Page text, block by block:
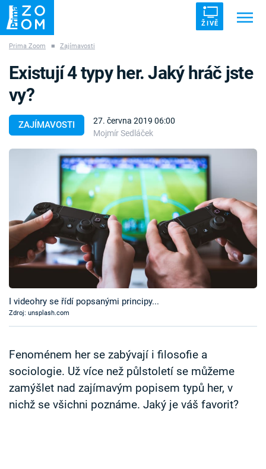
ŽIVĚ
ZÁHADY VETŘELCI DÁVNOVĚKU
Témata
Pořady
TV Program
Sledujte prima+
Sledujte nás
Prima Zoom ■ Zajímavosti
ZAJÍMAVOSTI
27. června 2019 06:00
Mojmír Sedláček
Existují 4 typy her. Jaký hráč jste
vy?
I videohry se řídí popsanými principy...
Zdroj: unsplash.com
Fenoménem her se zabývají i filosofie a
sociologie. Už více než půlstoletí se můžeme
zamýšlet nad zajímavým popisem typů her, v
nichž se všichni poznáme. Jaký je váš favorit?